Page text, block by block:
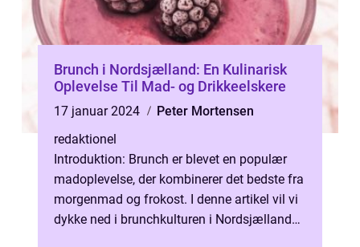
Brunch i Nordsjælland: En Kulinarisk
Oplevelse Til Mad- og Drikkeelskere
17 januar 2024
Peter Mortensen
redaktionel
Introduktion: Brunch er blevet en populær
madoplevelse, der kombinerer det bedste fra
morgenmad og frokost. I denne artikel vil vi
dykke ned i brunchkulturen i Nordsjælland